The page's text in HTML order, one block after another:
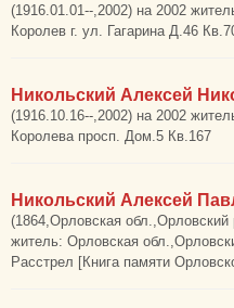
(1916.01.01--,2002) на 2002
Королев г. ул. Гагарина Д.46
Никольский Алексей
(1916.10.16--,2002) на 2002
Королева просп. Дом.5 Кв.167
Никольский Алексей
(1864,Орловская
житель: Орловская
Расстрел [Книга памяти